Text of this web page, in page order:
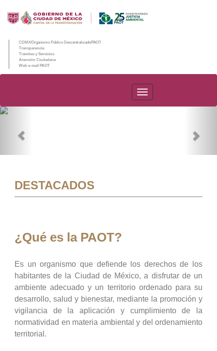
CDMX/Organismo Público Descentralizado/PAOT
Transparencia
Trámites y Servicios
Atención Ciudadana
Web e-mail PAOT
PAOT
DESTACADOS
¿Qué es la PAOT?
Es un organismo que defiende los derechos de los
habitantes de la Ciudad de México, a disfrutar de un
ambiente adecuado y un territorio ordenado para su
desarrollo, salud y bienestar, mediante la promoción y
vigilancia de la aplicación y cumplimiento de la
normatividad en materia ambiental y del ordenamiento
territorial.